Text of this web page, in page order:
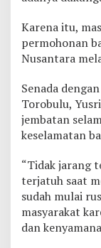
Karena itu,
permohonan
Nusantara
Senada
Torobulu,
jembatan
keselamatan
“Tidak jarang
terjatuh saat
sudah mulai
masyarakat
dan